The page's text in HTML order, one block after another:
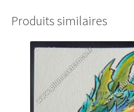
Produits similaires